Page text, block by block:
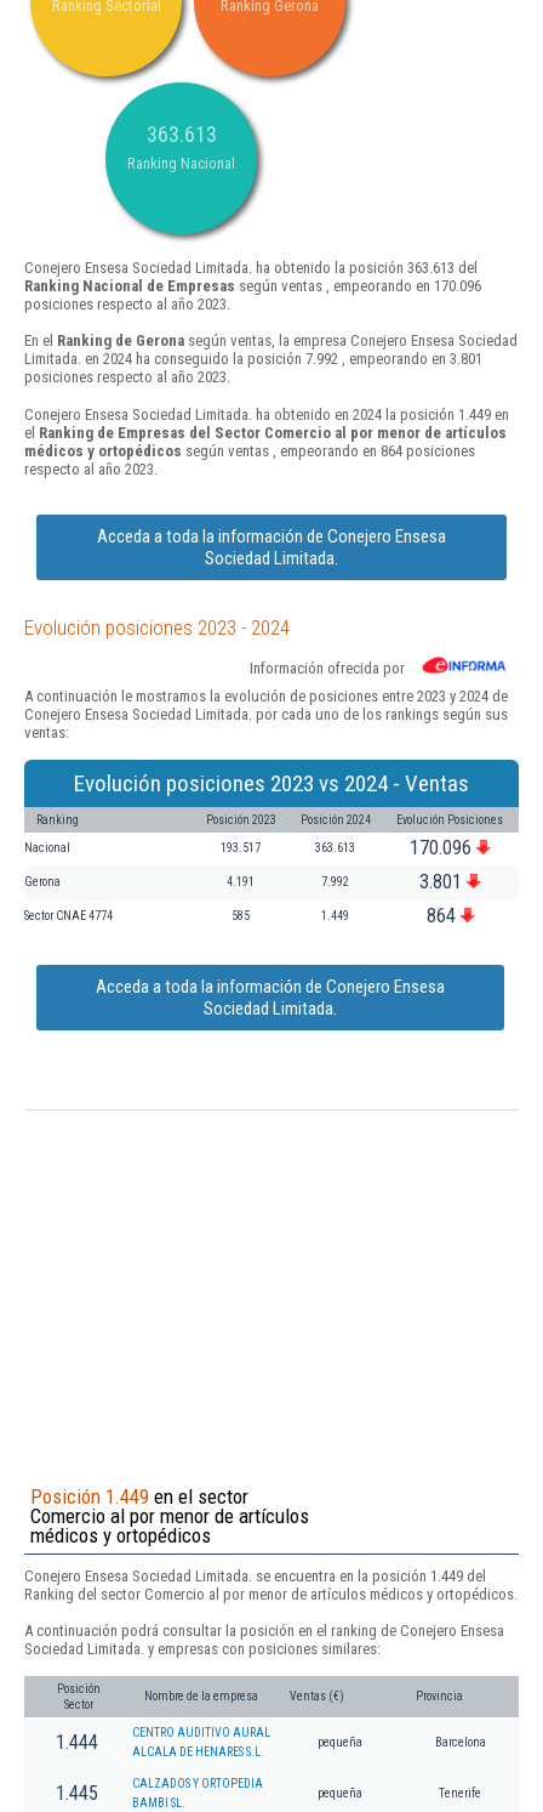
Ranking Sectorial Ranking Gerona
363.613
Ranking Nacional
Conejero Ensesa Sociedad Limitada. ha obtenido la posición 363.613 del
Ranking Nacional de Empresas según ventas , empeorando en 170.096
posiciones respecto al año 2023.
En el Ranking de Gerona según ventas, la empresa Conejero Ensesa Sociedad
Limitada. en 2024 ha conseguido la posición 7.992 , empeorando en 3.801
posiciones respecto al año 2023.
Conejero Ensesa Sociedad Limitada. ha obtenido en 2024 la posición 1.449 en
el Ranking de Empresas del Sector Comercio al por menor de artículos
médicos y ortopédicos según ventas , empeorando en 864 posiciones
respecto al año 2023.
Acceda a toda la información de Conejero Ensesa
Sociedad Limitada.
Evolución posiciones 2023 - 2024
Información ofrecida por
A continuación le mostramos la evolución de posiciones entre 2023 y 2024 de
Conejero Ensesa Sociedad Limitada. por cada uno de los rankings según sus
ventas:
Evolución posiciones 2023 vs 2024 - Ventas
Ranking Posición 2023 Posición 2024 Evolución Posiciones
Nacional 193.517 363.613 170.096
Gerona 4.191 7.992 3.801
Sector CNAE 4774 585 1.449 864
Acceda a toda la información de Conejero Ensesa
Sociedad Limitada.
Posición 1.449 en el sector
Comercio al por menor de artículos
médicos y ortopédicos
Conejero Ensesa Sociedad Limitada. se encuentra en la posición 1.449 del
Ranking del sector Comercio al por menor de artículos médicos y ortopédicos.
A continuación podrá consultar la posición en el ranking de Conejero Ensesa
Sociedad Limitada. y empresas con posiciones similares:
Posición
Sector
Nombre de la empresa Ventas (€) Provincia
1.444
CENTRO AUDITIVO AURAL
ALCALA DE HENARES S.L.
pequeña Barcelona
1.445
CALZADOS Y ORTOPEDIA
BAMBI SL.
pequeña Tenerife